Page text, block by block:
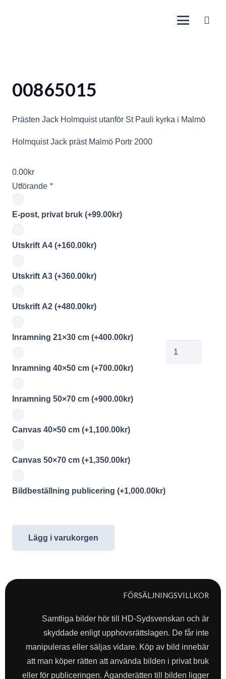
00865015
Prästen Jack Holmquist utanför St Pauli kyrka i Malmö
Holmquist Jack präst Malmö Portr 2000
0.00kr
Utförande *
E-post, privat bruk (+99.00kr)
Utskrift A4 (+160.00kr)
Utskrift A3 (+360.00kr)
Utskrift A2 (+480.00kr)
Inramning 21×30 cm (+400.00kr)
Inramning 40×50 cm (+700.00kr)
Inramning 50×70 cm (+900.00kr)
Canvas 40×50 cm (+1,100.00kr)
Canvas 50×70 cm (+1,350.00kr)
Bildbeställning publicering (+1,000.00kr)
Lägg i varukorgen
FÖRSÄLJNINGSVILLKOR
Samtliga bilder hör till HD-Sydsvenskan och är
skyddade enligt upphovsrättslagen. De får inte
manipuleras eller säljas vidare. Köp av bild innebär
att man köper rätten att använda bilden i privat bruk
eller för publiceringen. Äganderätten till bilden ligger